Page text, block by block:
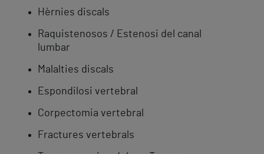
Hèrnies discals
Raquistenosos / Estenosi del canal
lumbar
Malalties discals
Espondilosi vertebral
Corpectomia vertebral
Fractures vertebrals